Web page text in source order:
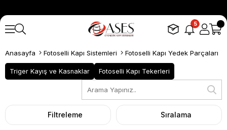
5
Anasayfa Fotoselli Kapı Sistemleri Fotoselli Kapı Yedek Parçaları
Triger Kayış ve Kasnaklar Fotoselli Kapı Tekerleri
Filtreleme Sıralama